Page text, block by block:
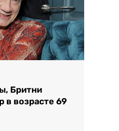
Бритни
в возрасте 69